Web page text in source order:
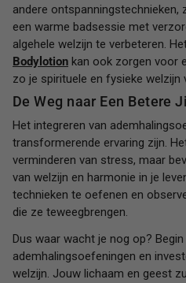
andere
een warme badsessie met
algehele welzijn te verbeteren.
Bodylotion kan ook zorgen voor
zo je spirituele en fysieke welzijn
De Weg naar Een Betere
Het integreren van
transformerende ervaring zijn.
verminderen van stress, maar
van welzijn en harmonie in je
technieken te oefenen en
die ze teweegbrengen.
Dus waar wacht je nog op?
ademhalingsoefeningen en
welzijn. Jouw lichaam en geest